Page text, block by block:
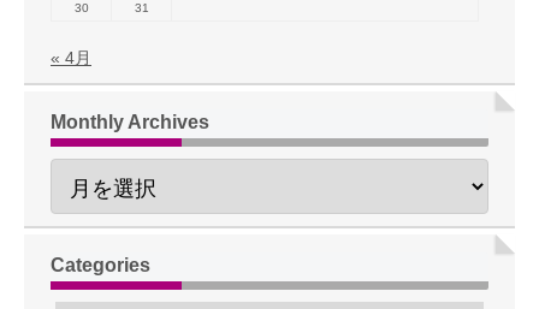
30
31
« 4月
Monthly Archives
Categories